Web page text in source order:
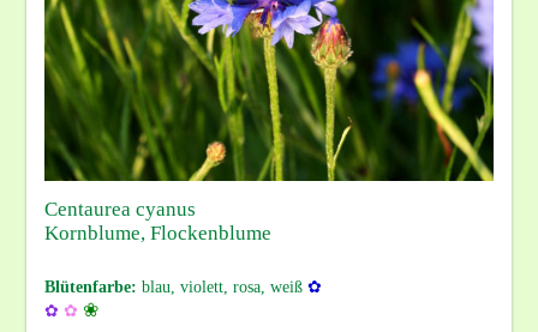
Centaurea cyanus
Kornblume, Flockenblume
Blütenfarbe: blau, violett, rosa, weiß ✿
✿ ✿ ❀